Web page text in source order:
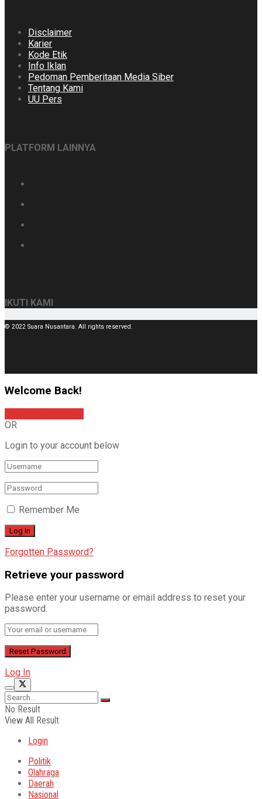
Disclaimer
Karier
Kode Etik
Info Iklan
Pedoman Pemberitaan Media Siber
Tentang Kami
UU Pers
PLATFORM LAINNYA
IKUTI KAMI
© 2022 Suara Nusantara. All rights reserved.
Welcome Back!
OR
Login to your account below
Remember Me
Forgotten Password?
Retrieve your password
Please enter your username or email address to reset your
password.
Log In
No Result
View All Result
Login
Politik
Olahraga
Daerah
Nasional